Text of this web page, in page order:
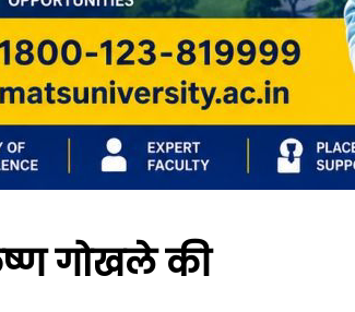
गोखले की